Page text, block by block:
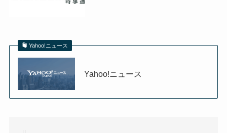
Yahoo!ニュース
Yahoo!ニュース